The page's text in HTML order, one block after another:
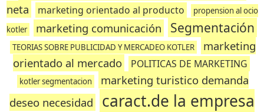
neta
marketing orientado al producto
propension al ocio
kotler
marketing comunicación Segmentación
TEORIAS SOBRE PUBLICIDAD Y MERCADEO KOTLER
marketing
orientado al mercado
POLITICAS DE MARKETING
kotler segmentacion
marketing turistico demanda
deseo necesidad
caract.de la empresa